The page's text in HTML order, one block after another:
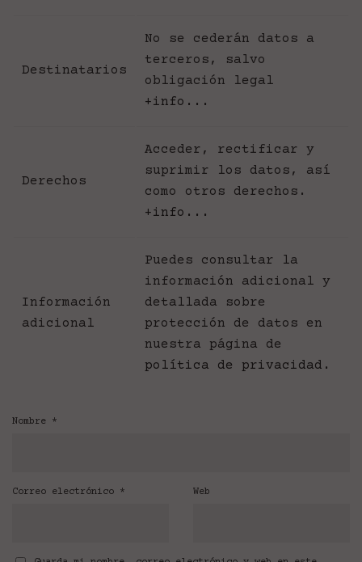
Destinatarios
No se cederán datos a
terceros, salvo
obligación legal
+info...
Derechos
Acceder, rectificar y
suprimir los datos, así
como otros derechos.
+info...
Información
adicional
Puedes consultar la
información adicional y
detallada sobre
protección de datos en
nuestra página de
política de privacidad .
Nombre *
Correo electrónico * Web